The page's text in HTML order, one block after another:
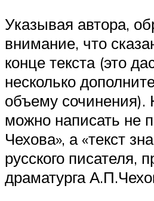
Указывая автора,
внимание, что
конце текста (это
несколько
объему сочинения).
можно написать не
Чехова», а «текст
русского писателя,
драматурга